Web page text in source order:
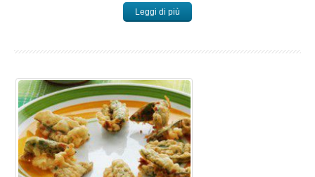
Leggi di più